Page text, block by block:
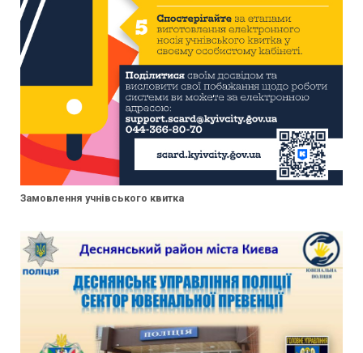
Замовлення учнівського квитка